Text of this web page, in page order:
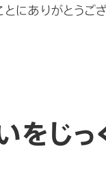
にありがとうござ
じっ